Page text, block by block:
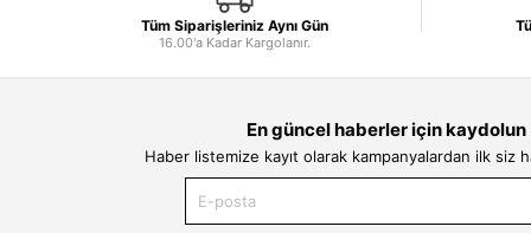
Tüm Siparişleriniz Aynı Gün
16.00'a Kadar Kargolanır.
En güncel haberler için kaydolun
Haber listemize kayıt olarak kampanyalardan ilk siz